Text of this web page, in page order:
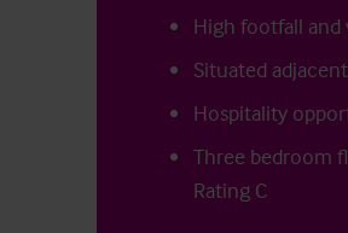
High footfall and
Situated
Hospitality
Three bedroom
Rating C